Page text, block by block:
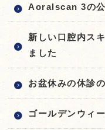
Aoralscan 3の公
新しい口腔内ス
ました
お盆休みの休診
ゴールデンウィ